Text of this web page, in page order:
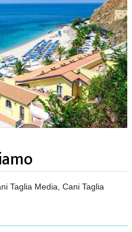
Taglia Media, Cani Taglia